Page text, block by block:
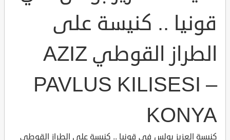
قونيا .. كنيسة على
الطراز القوطي AZIZ
PAVLUS KILISESI –
KONYA
كنيسة العزيز بولس في قونيا .. كنيسة على الطراز القوطي